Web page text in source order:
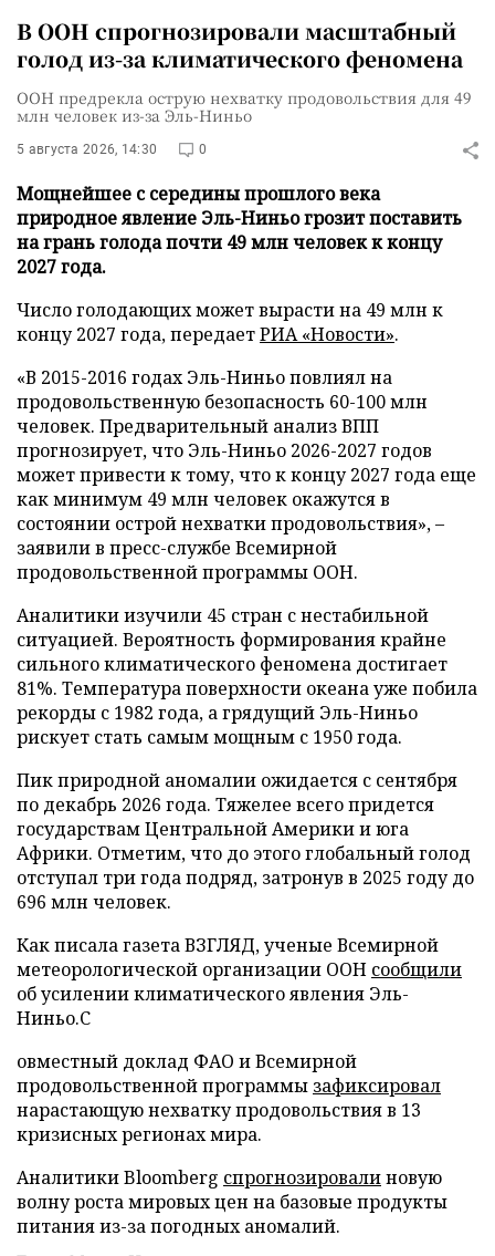
В ООН спрогнозировали масштабный
голод из-за климатического феномена
ООН предрекла острую нехватку продовольствия для 49
млн человек из-за Эль-Ниньо
5 августа 2026, 14:30 0
Мощнейшее с середины прошлого века
природное явление Эль-Ниньо грозит поставить
на грань голода почти 49 млн человек к концу
2027 года.
Число голодающих может вырасти на 49 млн к
концу 2027 года, передаетРИА «Новости».
«В 2015-2016 годах Эль-Ниньо повлиял на
продовольственную безопасность 60-100 млн
человек. Предварительный анализ ВПП
прогнозирует, что Эль-Ниньо 2026-2027 годов
может привести к тому, что к концу 2027 года еще
как минимум 49 млн человек окажутся в
состоянии острой нехватки продовольствия», –
заявили в пресс-службе Всемирной
продовольственной программы ООН.
Аналитики изучили 45 стран с нестабильной
ситуацией. Вероятность формирования крайне
сильного климатического феномена достигает
81%. Температура поверхности океана уже побила
рекорды с 1982 года, а грядущий Эль-Ниньо
рискует стать самым мощным с 1950 года.
Пик природной аномалии ожидается с сентября
по декабрь 2026 года. Тяжелее всего придется
государствам Центральной Америки и юга
Африки. Отметим, что до этого глобальный голод
отступал три года подряд, затронув в 2025 году до
696 млн человек.
Как писала газета ВЗГЛЯД, ученые Всемирной
метеорологической организации ООН сообщили
об усилении климатического явления Эль-
Ниньо.С
овместный доклад ФАО и Всемирной
продовольственной программы зафиксировал
нарастающую нехватку продовольствия в 13
кризисных регионах мира.
Аналитики Bloomberg спрогнозировалиновую
волну роста мировых цен на базовые продукты
питания из-за погодных аномалий.